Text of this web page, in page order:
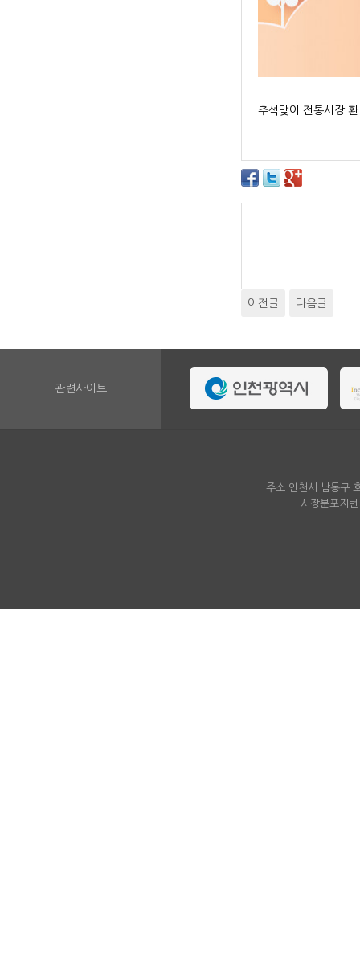
추석맞이 전통시장
이전글 다음글
관련사이트
주소 인천시 남동
시장분포지